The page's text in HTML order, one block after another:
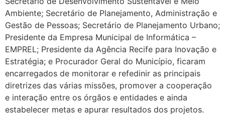
Ambiente; Secretário de Planejamento, Administração e
Gestão de Pessoas; Secretário de Planejamento Urbano;
Presidente da Empresa Municipal de Informática –
EMPREL; Presidente da Agência Recife para Inovação e
Estratégia; e Procurador Geral do Município, ficaram
encarregados de monitorar e refedinir as principais
diretrizes das várias missões, promover a cooperação
e interação entre os órgãos e entidades e ainda
estabelecer metas e apurar resultados dos projetos.